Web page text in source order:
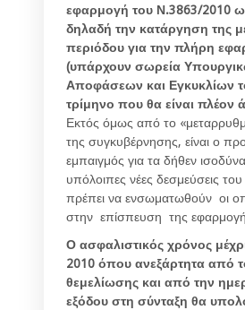
εφαρμογή του Ν.3863/2010
δηλαδή την κατάργηση της
περιόδου για την πλήρη
(υπάρχουν σωρεία
Αποφάσεων και Εγκυκλίων
τρίμηνο που θα είναι πλέον
Εκτός όμως από το
της συγκυβέρνησης, είναι ο
εμπαιγμός για τα δήθεν
υπόλοιπες νέες δεσμεύσεις
πρέπει να ενσωματωθούν οι
στην επίσπευση της
Ο ασφαλιστικός χρόνος
2010 όπου ανεξάρτητα από
θεμελίωσης και από την
εξόδου στη σύνταξη θα